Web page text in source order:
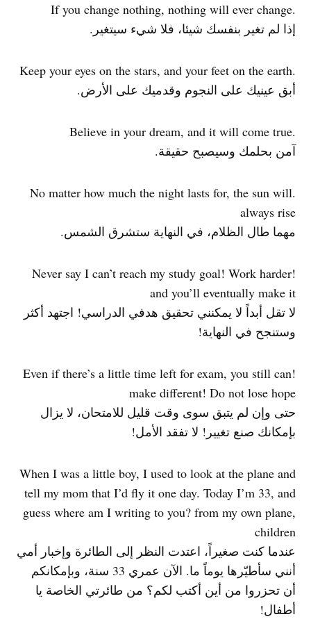
.If you change nothing, nothing will ever change
إذا لم تغير بنفسك شيئا، فلا شيء سيتغير.
.Keep your eyes on the stars, and your feet on the earth
أبق عينيك على النجوم وقدميك على الأرض.
.Believe in your dream, and it will come true
آمن بحلمك وسيصبح حقيقة.
.No matter how much the night lasts for, the sun will
always rise
مهما طال الظلام، في النهاية ستشرق الشمس.
!Never say I can’t reach my study goal! Work harder
and you’ll eventually make it
لا تقل أبداً لا يمكنني تحقيق هدفي الدراسي! اجتهد أكثر
وستنجح في النهاية!
!Even if there’s a little time left for exam, you still can
make different! Do not lose hope
حتى وإن لم يتبق سوى وقت قليل للامتحان، لا يزال
بإمكانك صنع تغيير! لا تفقد الأمل!
When I was a little boy, I used to look at the plane and
tell my mom that I’d fly it one day. Today I’m 33, and
guess where am I writing to you? from my own plane,
children
عندما كنت صغيراً، اعتدت النظر إلى الطائرة وإخبار أمي
أنني سأطيّرها يوماً ما. الآن عمري 33 سنة، وبإمكانكم
أن تحزروا من أين أكتب لكم؟ من طائرتي الخاصة يا
أطفال!